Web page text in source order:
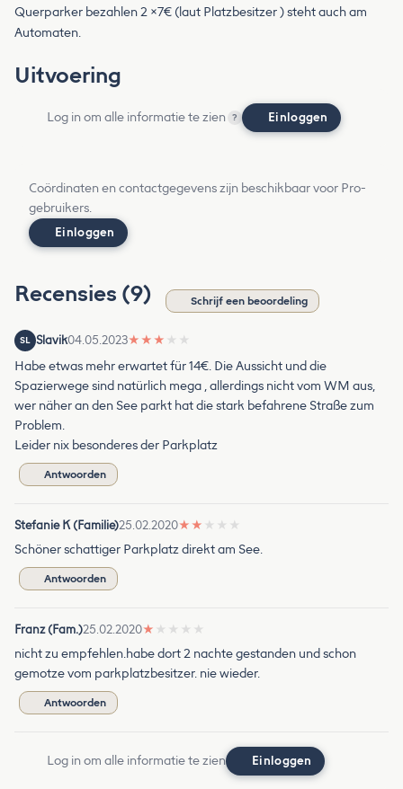
Querparker bezahlen 2 ×7€ (laut Platzbesitzer ) steht auch am
Automaten.
Uitvoering
Log in om alle informatie te zien ? Einloggen
Coördinaten en contactgegevens zijn beschikbaar voor Pro-
gebruikers.
Einloggen
Recensies (9) Schrijf een beoordeling
SL Slavik04.05.2023★ ★ ★ ★ ★
Habe etwas mehr erwartet für 14€. Die Aussicht und die
Spazierwege sind natürlich mega , allerdings nicht vom WM aus,
wer näher an den See parkt hat die stark befahrene Straße zum
Problem.
Leider nix besonderes der Parkplatz
Antwoorden
Stefanie K (Familie)25.02.2020★ ★ ★ ★ ★
Schöner schattiger Parkplatz direkt am See.
Antwoorden
Franz (Fam.)25.02.2020★ ★ ★ ★ ★
nicht zu empfehlen.habe dort 2 nachte gestanden und schon
gemotze vom parkplatzbesitzer. nie wieder.
Antwoorden
Log in om alle informatie te zien Einloggen